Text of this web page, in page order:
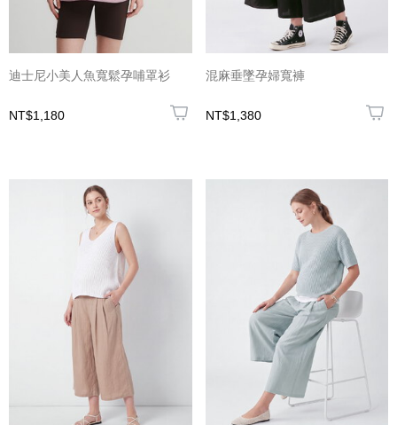
迪士尼小美人魚寬鬆孕哺罩衫
NT$1,180
混麻垂墜孕婦寬褲
NT$1,380